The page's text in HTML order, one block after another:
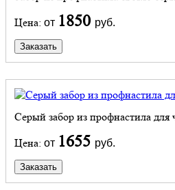
Цена: от 1850 руб.
Заказать
Серый забор из профнастила для
Цена: от 1655 руб.
Заказать